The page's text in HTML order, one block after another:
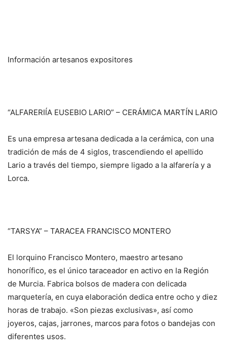
Información artesanos expositores
“ALFARERIÍA EUSEBIO LARIO” – CERÁMICA MARTÍN LARIO
Es una empresa artesana dedicada a la cerámica, con una
tradición de más de 4 siglos, trascendiendo el apellido
Lario a través del tiempo, siempre ligado a la alfarería y a
Lorca.
“TARSYA” – TARACEA FRANCISCO MONTERO
El lorquino Francisco Montero, maestro artesano
honorífico, es el único taraceador en activo en la Región
de Murcia. Fabrica bolsos de madera con delicada
marquetería, en cuya elaboración dedica entre ocho y diez
horas de trabajo. «Son piezas exclusivas», así como
joyeros, cajas, jarrones, marcos para fotos o bandejas con
diferentes usos.